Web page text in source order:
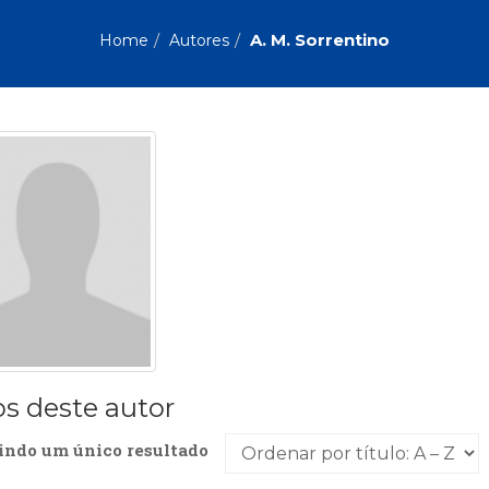
Comportamento (418)
Economia, Negócios (31)
Jornalismo (57)
Literatura, Ficção, Ensaios (69)
Psicodrama (200)
Treinamento e RH (65)
Home Autores A. M. Sorrentino
deste autor
um único resultado